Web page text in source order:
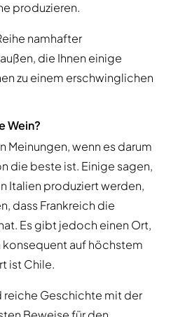
produzieren.
namhafter
die Ihnen einige
zu einem erschwinglichen
Wein?
Meinungen, wenn es darum
die beste ist. Einige sagen,
Italien produziert werden,
dass Frankreich die
Es gibt jedoch einen Ort,
auf höchstem
ist Chile.
reiche Geschichte mit der